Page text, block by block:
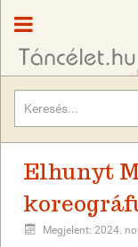
Elhunyt
Megjelent: 2024.